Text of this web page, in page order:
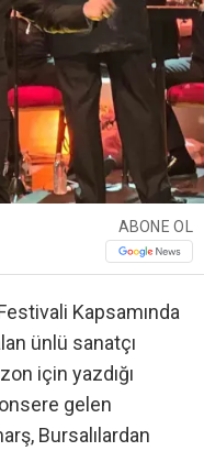
ABONE OL
Kapsamında
ünlü sanatçı
için yazdığı
gelen
Bursalılardan